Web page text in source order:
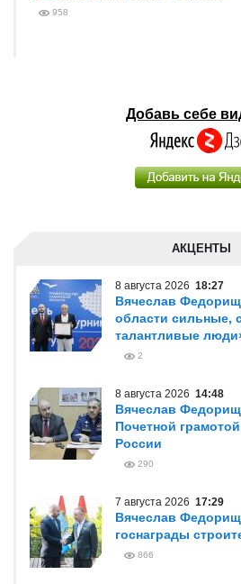
958
Добавь себе
АКЦЕНТЫ
8 августа 2026 18:27
Вячеслав
области сильные,
талантливые
2
8 августа 2026 14:48
Вячеслав
Почетной
России
290
7 августа 2026 17:29
Вячеслав
госнаграды
866